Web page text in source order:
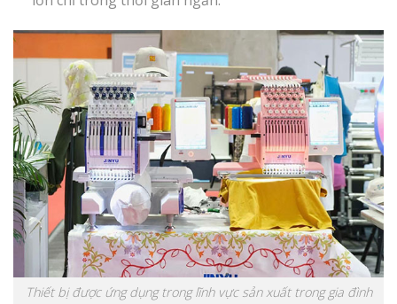
Thiết bị được ứng dụng trong lĩnh vực sản xuất trong gia đình